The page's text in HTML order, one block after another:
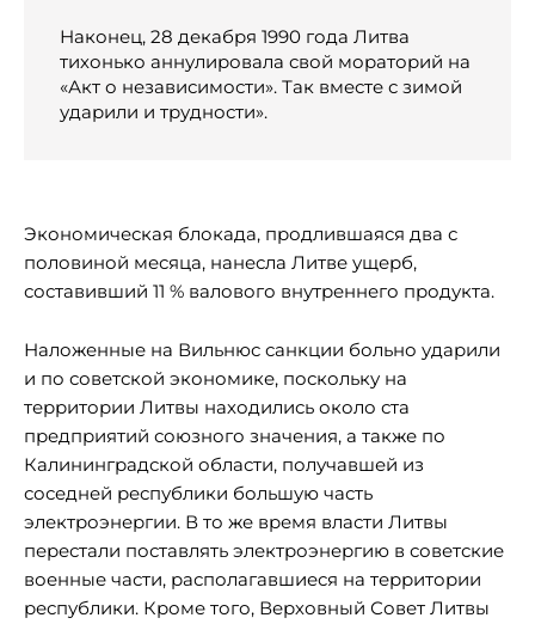
Наконец, 28 декабря 1990 года Литва
тихонько аннулировала свой мораторий на
«Акт о независимости». Так вместе с зимой
ударили и трудности».
Экономическая блокада, продлившаяся два с
половиной месяца, нанесла Литве ущерб,
составивший 11 % валового внутреннего продукта.
Наложенные на Вильнюс санкции больно ударили
и по советской экономике, поскольку на
территории Литвы находились около ста
предприятий союзного значения, а также по
Калининградской области, получавшей из
соседней республики большую часть
электроэнергии. В то же время власти Литвы
перестали поставлять электроэнергию в советские
военные части, располагавшиеся на территории
республики. Кроме того, Верховный Совет Литвы